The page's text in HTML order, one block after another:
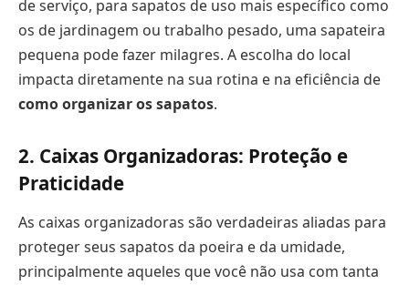
de serviço, para sapatos de uso mais específico como
os de jardinagem ou trabalho pesado, uma sapateira
pequena pode fazer milagres. A escolha do local
impacta diretamente na sua rotina e na eficiência de
como organizar os sapatos.
2. Caixas Organizadoras: Proteção e
Praticidade
As caixas organizadoras são verdadeiras aliadas para
proteger seus sapatos da poeira e da umidade,
principalmente aqueles que você não usa com tanta